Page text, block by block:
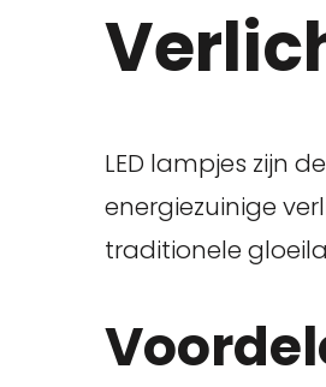
LED lampjes zijn
energiezuinige
traditionele